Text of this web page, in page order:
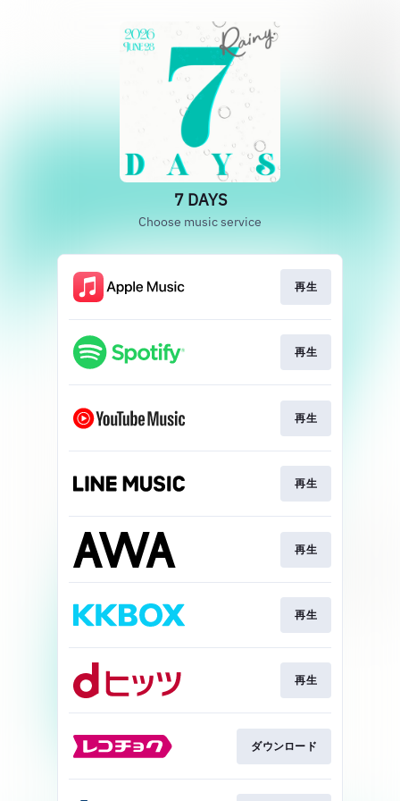
7 DAYS
Choose music service
再生
再生
再生
再生
再生
再生
再生
ダウンロード